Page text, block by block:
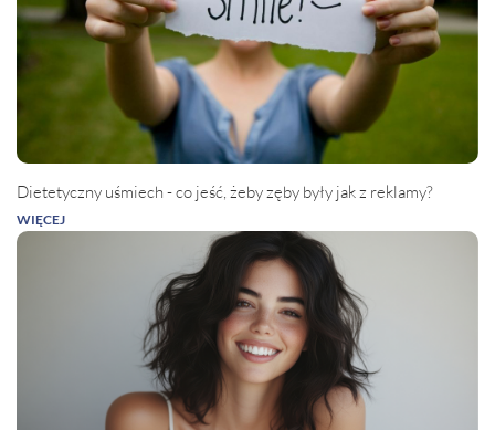
Dietetyczny uśmiech - co jeść, żeby zęby były jak z reklamy?
WIĘCEJ